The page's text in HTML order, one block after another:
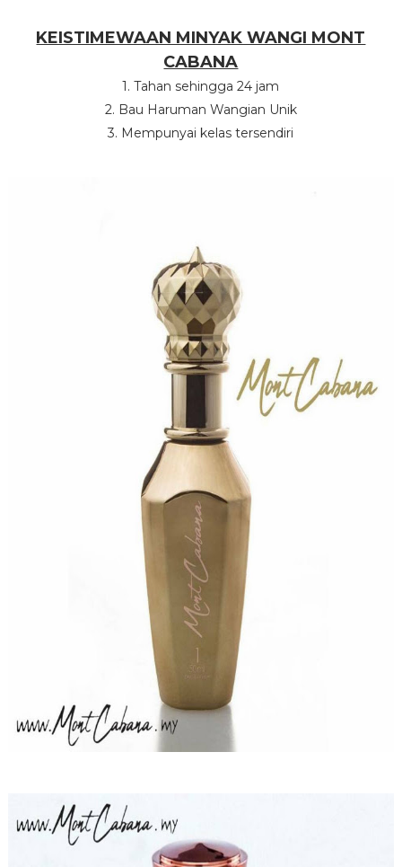
KEISTIMEWAAN MINYAK WANGI MONT
CABANA
1. Tahan sehingga 24 jam
2. Bau Haruman Wangian Unik
3. Mempunyai kelas tersendiri